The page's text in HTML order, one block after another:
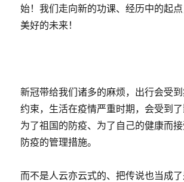
始！我们走向新的功课、经历中的起
美好的未来！
新冠带给我们诸多的麻烦，出行会受
约束，生活在疫情严重时期，会受到了
为了祖国的防疫、为了自己的健康而
防疫的管理措施。
而不是人云亦云式的、把传说也当成了